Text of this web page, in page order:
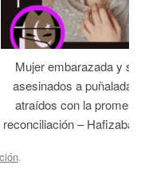
Mujer embarazada y
asesinados a
atraídos con la
reconciliación –
.